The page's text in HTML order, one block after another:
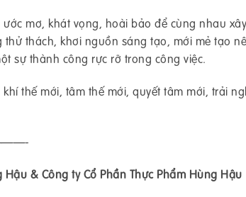
mơ, khát vọng, hoài bảo để cùng nhau
thách, khơi nguồn sáng tạo, mới mẻ tạo
sự thành công rực rỡ trong công việc.
thế mới, tâm thế mới, quyết tâm mới, trải
& Công ty Cổ Phần Thực Phẩm Hùng Hậu